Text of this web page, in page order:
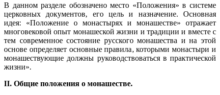
В данном разделе обозначено место «Положения» в системе
церковных документов, его цель и назначение. Основная
идея: «Положение о монастырях и монашестве» отражает
многовековой опыт монашеской жизни и традиции и вместе с
тем современное состояние русского монашества и на этой
основе определяет основные правила, которыми монастыри и
монашествующие должны руководствоваться в практической
жизни».
II. Общие положения о монашестве.